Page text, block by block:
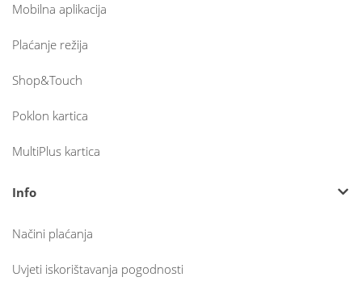
Mobilna aplikacija
Plaćanje režija
Shop&Touch
Poklon kartica
MultiPlus kartica
Info
Načini plaćanja
Uvjeti iskorištavanja pogodnosti